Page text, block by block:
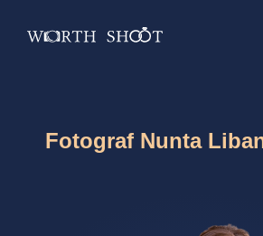
Fotograf Nunta